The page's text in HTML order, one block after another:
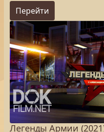
Перейти
Легенды Армии